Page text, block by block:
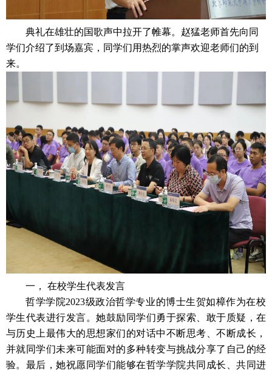
典礼在雄壮的国歌声中拉开了帷幕。 赵猛老师首先向同
学们介绍了到场嘉宾，同学们用热烈的掌声欢迎老师们的到
来。
一， 在校学生代表发言
哲学学院2023级政治哲学专业的博士生贺如樟作为在校
学生代表进行发言。她鼓励同学们勇于探索、敢于质疑，在
与历史上最伟大的思想家们的对话中不断思考、不断成长，
并就同学们未来可能面对的多种转变与挑战分享了自己的经
验。最后，她祝愿同学们能够在哲学学院共同成长、共同进